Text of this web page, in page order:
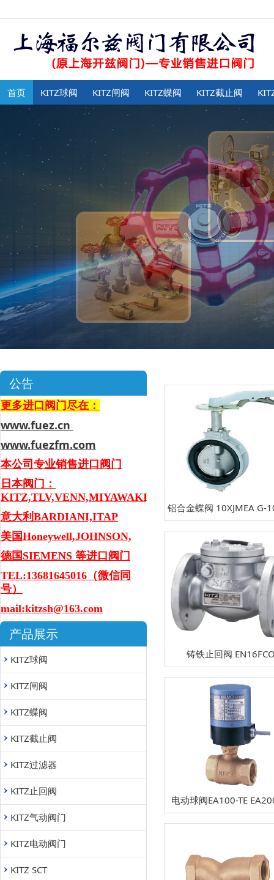
首页 KITZ球阀 KITZ闸阀 KITZ蝶阀 KITZ截止阀
公告
更多进口阀门尽在：
www.fuez.cn
www.fuezfm.com
本公司专业销售进口阀门
日本阀门：
KITZ,TLV,VENN,MIYAWAKI,YOSHITAKE
意大利BARDIANI,ITAP
美国Honeywell,JOHNSON,
德国SIEMENS 等进口阀门
TEL:13681645016（微信同
号）
mail:kitzsh@163.com
产品展示
KITZ球阀
KITZ闸阀
KITZ蝶阀
KITZ截止阀
KITZ过滤器
KITZ止回阀
KITZ气动阀门
KITZ电动阀门
KITZ SCT
铝合金蝶阀 10XJMEA G-
EA
铸铁止回阀
电动球阀EA100-TE